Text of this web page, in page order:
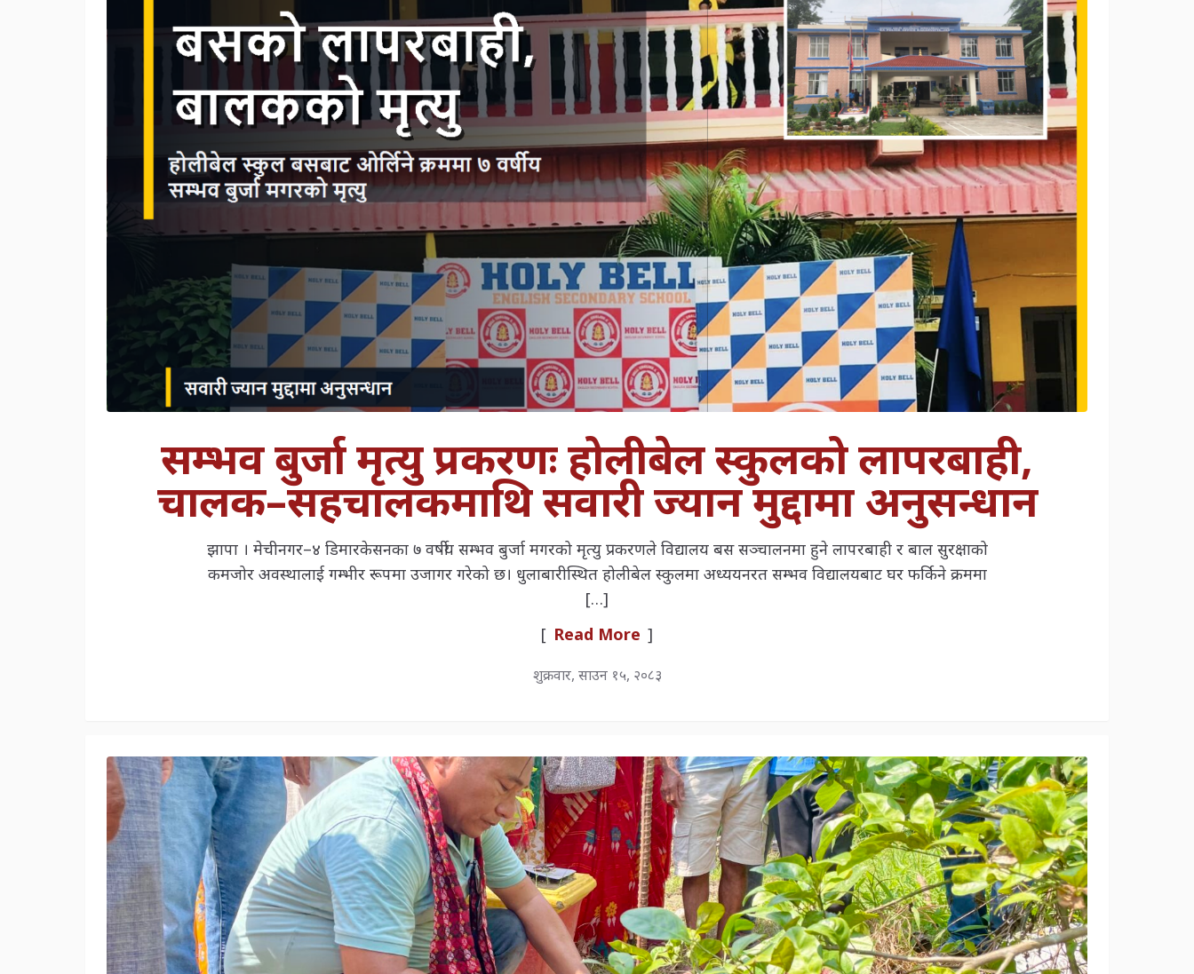
सम्भव बुर्जा मृत्यु प्रकरणः होलीबेल स्कुलको लापरबाही,
चालक–सहचालकमाथि सवारी ज्यान मुद्दामा अनुसन्धान
झापा । मेचीनगर–४ डिमारकेसनका ७ वर्षीय सम्भव बुर्जा मगरको मृत्यु प्रकरणले विद्यालय बस सञ्चालनमा हुने लापरबाही र बाल सुरक्षाको
कमजोर अवस्थालाई गम्भीर रूपमा उजागर गरेको छ। धुलाबारीस्थित होलीबेल स्कुलमा अध्ययनरत सम्भव विद्यालयबाट घर फर्किने क्रममा
[…]
[ Read More ]
शुक्रवार, साउन १५, २०८३